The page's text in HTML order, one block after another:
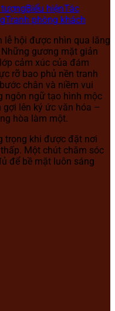
Biểu hiệnTác
Tranh phòng khách
lễ hội được nhìn qua lăng
gương mặt giản
cảm xúc của đám
rỡ bao phủ nền tranh
chân và niềm vui
ngôn ngữ tạo hình mộc
lên ký ức văn hóa –
hòa làm một.
trọng khi được đặt nơi
Một chút chăm sóc
để bề mặt luôn sáng